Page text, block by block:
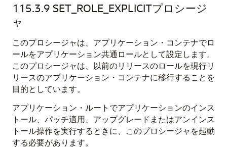
115.3.9 SET_ROLE_EXPLICITプロシージ
ャ
このプロシージャは、アプリケーション・コンテナでロ
ールをアプリケーション共通ロールとして設定します。
このプロシージャは、以前のリリースのロールを現行リ
リースのアプリケーション・コンテナに移行することを
目的としています。
アプリケーション・ルートでアプリケーションのインス
トール、パッチ適用、アップグレードまたはアンインス
トール操作を実行するときに、このプロシージャを起動
する必要があります。